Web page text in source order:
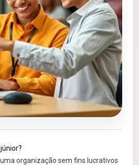
organização sem fins lucrativos